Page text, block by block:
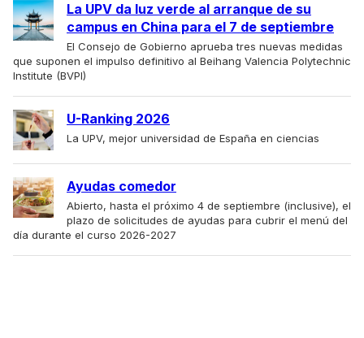
La UPV da luz verde al arranque de su
campus en China para el 7 de septiembre
El Consejo de Gobierno aprueba tres nuevas medidas
que suponen el impulso definitivo al Beihang Valencia Polytechnic
Institute (BVPI)
U-Ranking 2026
La UPV, mejor universidad de España en ciencias
Ayudas comedor
Abierto, hasta el próximo 4 de septiembre (inclusive), el
plazo de solicitudes de ayudas para cubrir el menú del
día durante el curso 2026-2027